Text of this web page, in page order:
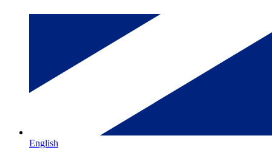
English